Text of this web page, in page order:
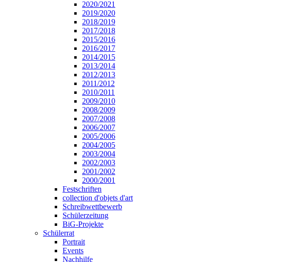
2020/2021
2019/2020
2018/2019
2017/2018
2015/2016
2016/2017
2014/2015
2013/2014
2012/2013
2011/2012
2010/2011
2009/2010
2008/2009
2007/2008
2006/2007
2005/2006
2004/2005
2003/2004
2002/2003
2001/2002
2000/2001
Festschriften
collection d'objets d'art
Schreibwettbewerb
Schülerzeitung
BiG-Projekte
Schülerrat
Portrait
Events
Nachhilfe